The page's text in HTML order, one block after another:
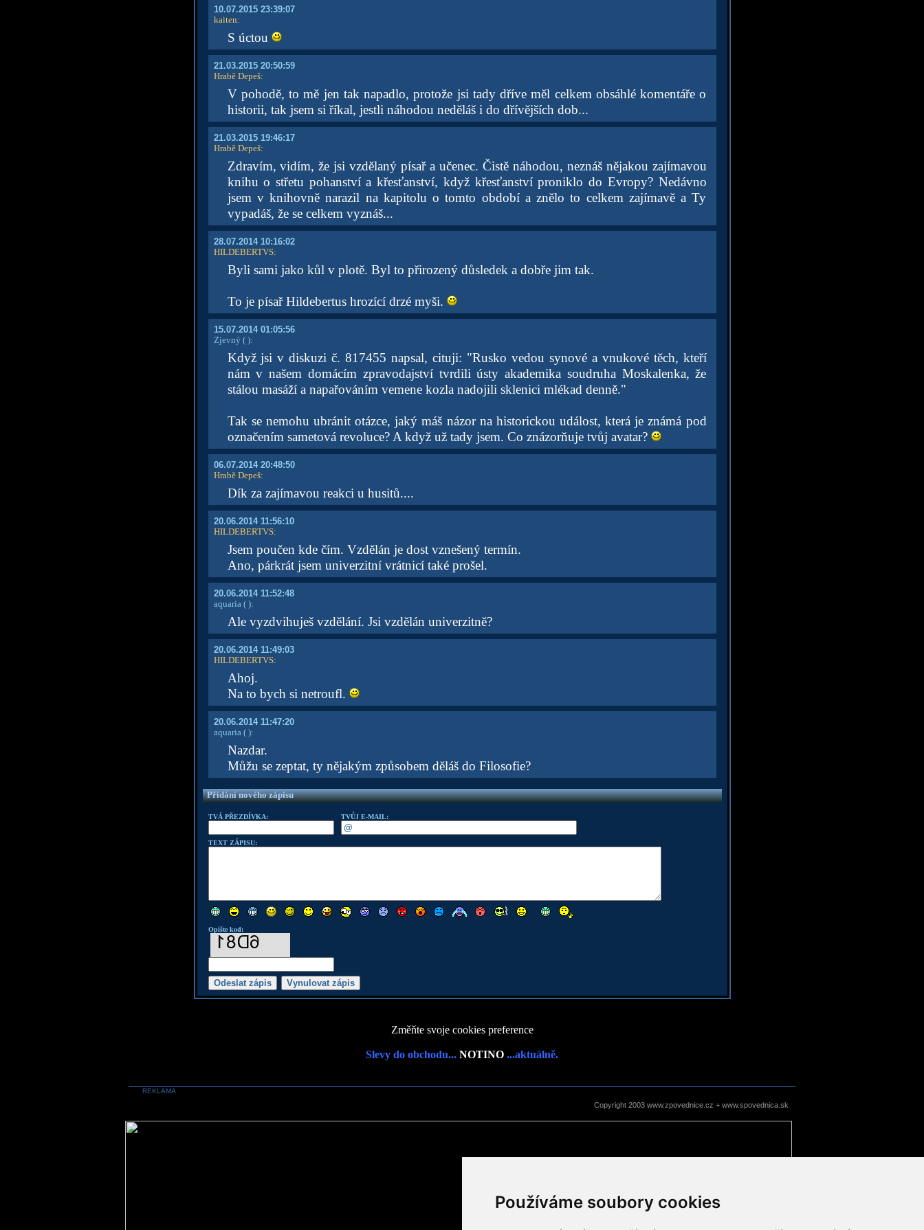
Používáme soubory cookies
10.07.2015 23:39:07
kaiten:
S úctou
21.03.2015 20:50:59
Hrabě Depeš:
V pohodě, to mě jen tak napadlo, protože jsi tady dříve měl celkem obsáhlé komentáře o
historii, tak jsem si říkal, jestli náhodou neděláš i do dřívějších dob...
21.03.2015 19:46:17
Hrabě Depeš:
Zdravím, vidím, že jsi vzdělaný písař a učenec. Čistě náhodou, neznáš nějakou zajímavou
knihu o střetu pohanství a křesťanství, když křesťanství proniklo do Evropy? Nedávno
jsem v knihovně narazil na kapitolu o tomto období a znělo to celkem zajímavě a Ty
vypadáš, že se celkem vyznáš...
28.07.2014 10:16:02
HILDEBERTVS:
Byli sami jako kůl v plotě. Byl to přirozený důsledek a dobře jim tak.
To je písař Hildebertus hrozící drzé myši.
15.07.2014 01:05:56
Zjevný ( ):
Když jsi v diskuzi č. 817455 napsal, cituji: "Rusko vedou synové a vnukové těch, kteří
nám v našem domácím zpravodajství tvrdili ústy akademika soudruha Moskalenka, že
stálou masáží a napařováním vemene kozla nadojili sklenici mlékad denně."
Tak se nemohu ubránit otázce, jaký máš názor na historickou událost, která je známá pod
označením sametová revoluce? A když už tady jsem. Co znázorňuje tvůj avatar?
06.07.2014 20:48:50
Hrabě Depeš:
Dík za zajímavou reakci u husitů....
20.06.2014 11:56:10
HILDEBERTVS:
Jsem poučen kde čím. Vzdělán je dost vznešený termín.
Ano, párkrát jsem univerzitní vrátnicí také prošel.
20.06.2014 11:52:48
aquaria( ):
Ale vyzdvihuješ vzdělání. Jsi vzdělán univerzitně?
20.06.2014 11:49:03
HILDEBERTVS:
Ahoj.
Na to bych si netroufl.
20.06.2014 11:47:20
aquaria( ):
Nazdar.
Můžu se zeptat, ty nějakým způsobem děláš do Filosofie?
Přidání nového zápisu
TVÁ PŘEZDÍVKA: TVŮJ E-MAIL:
TEXT ZÁPISU:
Opište kod:
Změňte svoje cookies preference
Slevy do obchodu... NOTINO ...aktuálně.
REKLAMA
Copyright 2003 www.zpovednice.cz + www.spovednica.sk